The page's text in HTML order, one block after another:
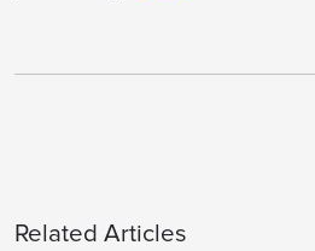
Related Articles